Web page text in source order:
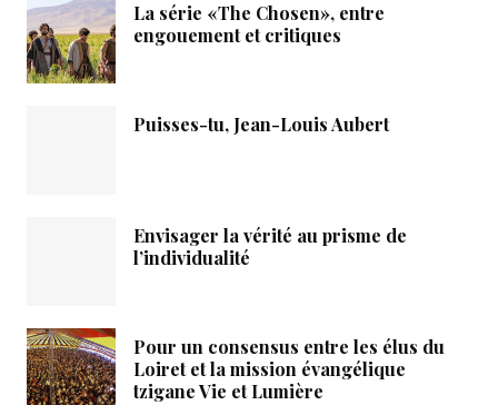
La série «The Chosen», entre
engouement et critiques
Puisses-tu, Jean-Louis Aubert
Envisager la vérité au prisme de
l’individualité
Pour un consensus entre les élus du
Loiret et la mission évangélique
tzigane Vie et Lumière